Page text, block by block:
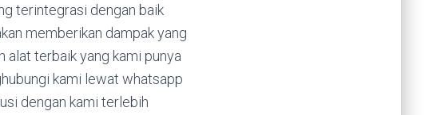
terintegrasi dengan baik
memberikan dampak yang
alat terbaik yang kami punya
kami lewat whatsapp
dengan kami terlebih